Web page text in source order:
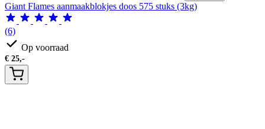
Giant Flames aanmaakblokjes doos 575 stuks (3kg)
(6)
Op voorraad
€ 25,-